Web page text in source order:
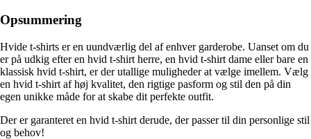
Opsummering
Hvide t-shirts er en uundværlig del af enhver garderobe. Uanset om du
er på udkig efter en hvid t-shirt herre, en hvid t-shirt dame eller bare en
klassisk hvid t-shirt, er der utallige muligheder at vælge imellem. Vælg
en hvid t-shirt af høj kvalitet, den rigtige pasform og stil den på din
egen unikke måde for at skabe dit perfekte outfit.
Der er garanteret en hvid t-shirt derude, der passer til din personlige stil
og behov!